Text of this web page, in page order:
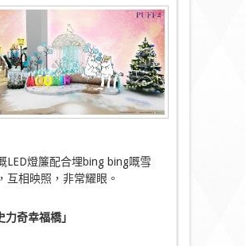
LED燈簾配合埋bing bing嘅雪
互相映照，非常耀眼。
力奇幸福橋」